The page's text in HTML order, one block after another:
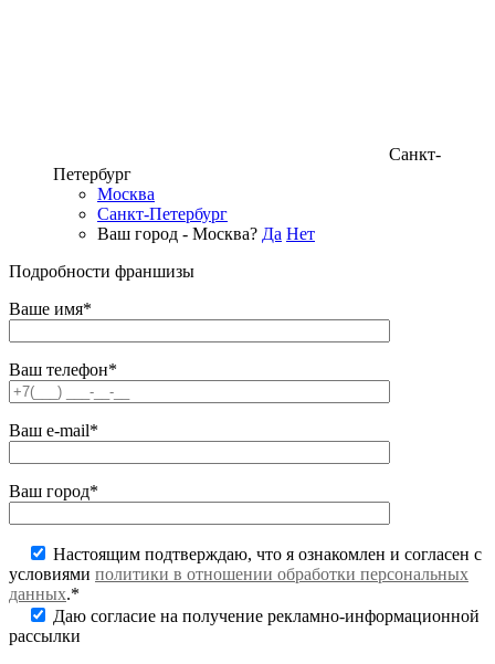
Санкт-
Петербург
Москва
Санкт-Петербург
Ваш город - Москва? Да Нет
Подробности франшизы
Ваше имя*
Ваш телефон*
Ваш e-mail*
Ваш город*
Настоящим подтверждаю, что я ознакомлен и согласен с
условиями политики в отношении обработки персональных
данных.*
Даю согласие на получение рекламно-информационной
рассылки